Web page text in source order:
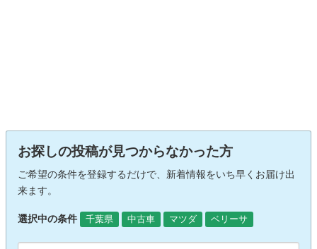
お探しの投稿が見つからなかった方
ご希望の条件を登録するだけで、新着情報をいち早くお届け出
来ます。
選択中の条件 千葉県 中古車 マツダ ベリーサ